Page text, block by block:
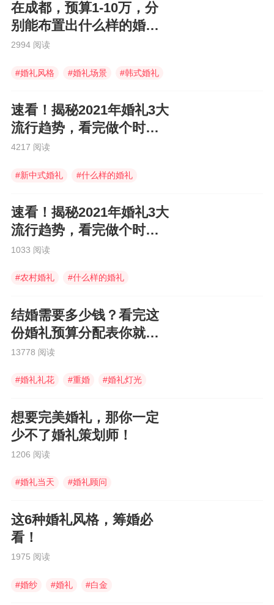
在成都，预算1-10万，分
别能布置出什么样的婚礼
现场！
2994 阅读
#婚礼风格 #婚礼场景 #韩式婚礼
速看！揭秘2021年婚礼3大
流行趋势，看完做个时尚
的新娘！
4217 阅读
#新中式婚礼 #什么样的婚礼
速看！揭秘2021年婚礼3大
流行趋势，看完做个时尚
的新娘！
1033 阅读
#农村婚礼 #什么样的婚礼
结婚需要多少钱？看完这
份婚礼预算分配表你就都
懂了！
13778 阅读
#婚礼礼花 #重婚 #婚礼灯光
想要完美婚礼，那你一定
少不了婚礼策划师！
1206 阅读
#婚礼当天 #婚礼顾问
这6种婚礼风格，筹婚必
看！
1975 阅读
#婚纱 #婚礼 #白金